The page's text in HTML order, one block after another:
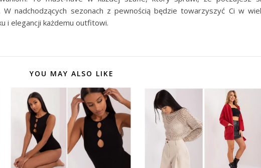
nadchodzących sezonach z pewnością będzie towarzyszyć Ci w
i elegancji każdemu outfitowi.
YOU MAY ALSO LIKE